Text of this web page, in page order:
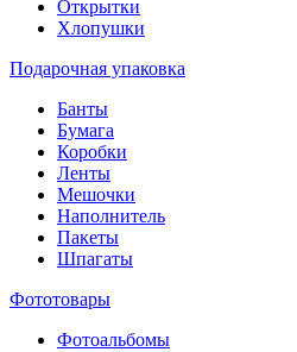
Открытки
Хлопушки
Подарочная упаковка
Банты
Бумага
Коробки
Ленты
Мешочки
Наполнитель
Пакеты
Шпагаты
Фототовары
Фотоальбомы